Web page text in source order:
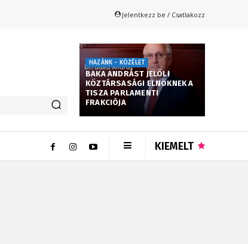
Jelentkezz be / Csatlakozz
HAZÁNK - KÖZÉLET
BAKA ANDRÁST JELÖLI
KÖZTÁRSASÁGI ELNÖKNEK A
TISZA PARLAMENTI
FRAKCIÓJA
KIEMELT